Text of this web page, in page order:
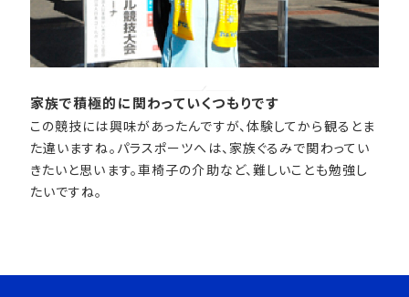
家族で積極的に関わっていくつもりです
この競技には興味があったんですが、体験してから観るとま
た違いますね。パラスポーツへは、家族ぐるみで関わってい
きたいと思います。車椅子の介助など、難しいことも勉強し
たいですね。